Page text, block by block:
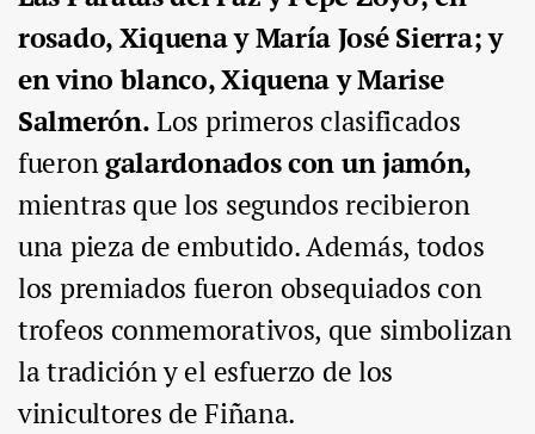
rosado, Xiquena y María José Sierra; y
en vino blanco, Xiquena y Marise
Salmerón.Los primeros clasificados
fuerongalardonados con un jamón,
mientras que los segundos recibieron
una pieza de embutido. Además, todos
los premiados fueron obsequiados con
trofeos conmemorativos, que simbolizan
la tradición y el esfuerzo de los
vinicultores de Fiñana.